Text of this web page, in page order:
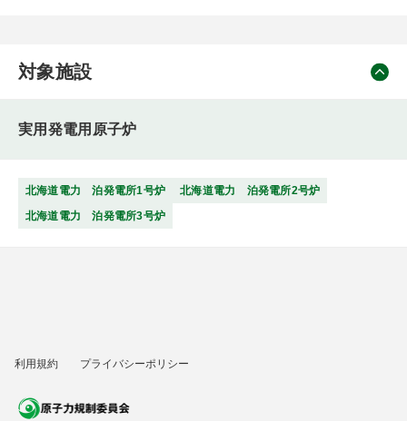
対象施設
実用発電用原子炉
北海道電力 泊発電所1号炉
北海道電力 泊発電所2号炉
北海道電力 泊発電所3号炉
利用規約 プライバシーポリシー